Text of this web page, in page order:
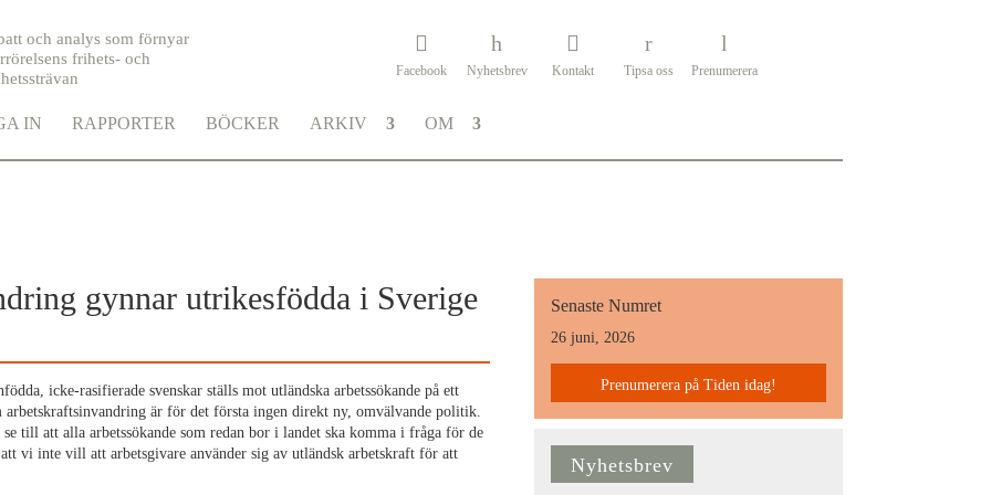
och analys som förnyar
frihets- och
Facebook Nyhetsbrev Kontakt Tipsa oss Prenumerera
IN RAPPORTER BÖCKER ARKIV OM
gynnar utrikesfödda i Sverige
icke-rasifierade svenskar ställs mot utländska arbetssökande på ett
arbetskraftsinvandring är för det första ingen direkt ny, omvälvande politik.
till att alla arbetssökande som redan bor i landet ska komma i fråga för de
vi inte vill att arbetsgivare använder sig av utländsk arbetskraft för att
Senaste Numret
26 juni, 2026
Prenumerera på Tiden idag!
Nyhetsbrev